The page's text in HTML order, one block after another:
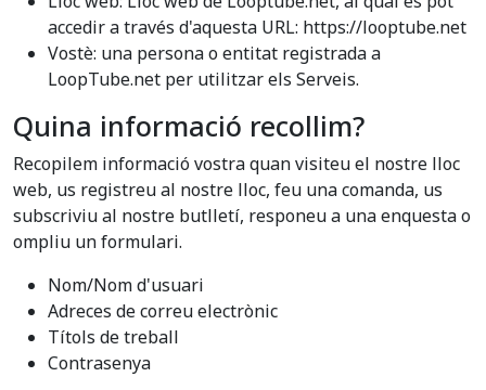
accedir a través d'aquesta URL: https://looptube.net
Vostè: una persona o entitat registrada a
LoopTube.net per utilitzar els Serveis.
Quina informació recollim?
Recopilem informació vostra quan visiteu el nostre lloc
web, us registreu al nostre lloc, feu una comanda, us
subscriviu al nostre butlletí, responeu a una enquesta o
ompliu un formulari.
Nom/Nom d'usuari
Adreces de correu electrònic
Títols de treball
Contrasenya